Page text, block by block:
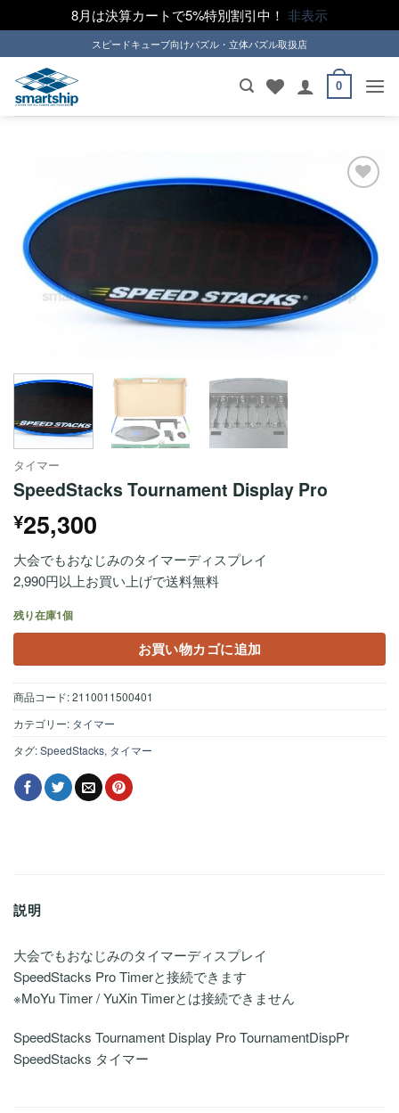
8月は決算カートで5%特別割引中！ 非表示
to
content
スピードキューブ向けパズル・立体パズル取扱店
0
い！
タイマー
SpeedStacks Tournament Display Pro
¥25,300
大会でもおなじみのタイマーディスプレイ
2,990円以上お買い上げで送料無料
残り在庫1個
お買い物カゴに追加
商品コード:2110011500401
カテゴリー: タイマー
タグ:SpeedStacks, タイマー
説明
大会でもおなじみのタイマーディスプレイ
SpeedStacks Pro Timerと接続できます
※MoYu Timer / YuXin Timerとは接続できません
SpeedStacks Tournament Display Pro TournamentDispPr
SpeedStacks タイマー